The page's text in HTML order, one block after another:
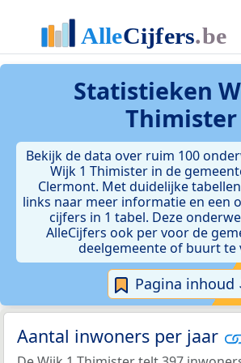
Statistieken
Thimister
Bekijk de data over ruim 100
Wijk 1 Thimister in de
Clermont. Met duidelijke
links naar meer informatie en een
cijfers in 1 tabel. Deze
AlleCijfers ook per voor de
deelgemeente of buurt te
Pagina inhoud
Aantal inwoners per jaar